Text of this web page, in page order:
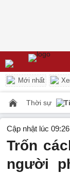
Mới nhất
Thời sự
Cập nhật lúc
Trốn
người